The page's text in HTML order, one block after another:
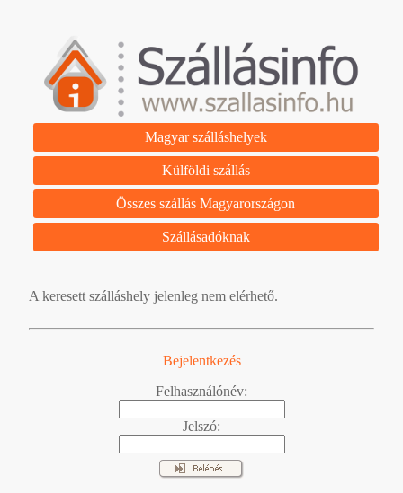
Magyar szálláshelyek
Külföldi szállás
Összes szállás Magyarországon
Szállásadóknak
A keresett szálláshely jelenleg nem elérhető.
Bejelentkezés
Felhasználónév:
Jelszó: